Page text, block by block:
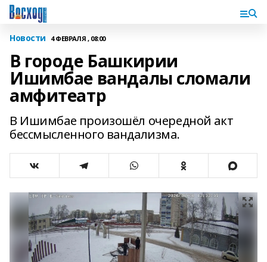
Новости 4 ФЕВРАЛЯ , 08:00
В городе Башкирии
Ишимбае вандалы сломали
амфитеатр
В Ишимбае произошёл очередной акт
бессмысленного вандализма.